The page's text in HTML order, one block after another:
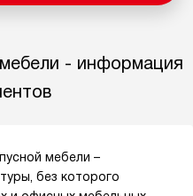
- информация
мебели –
без которого